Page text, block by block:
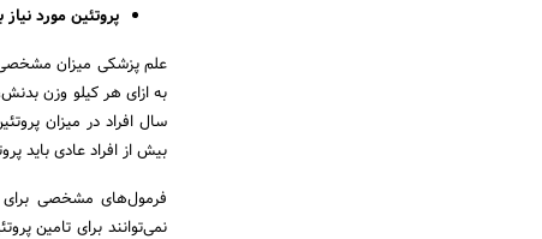
پروتئین مورد
علم پزشکی میزان مشخصی
سال افراد در میزان
بیش از افراد عادی باید
فرمول‌های مشخصی برای
نمی‌توانند برای تامین